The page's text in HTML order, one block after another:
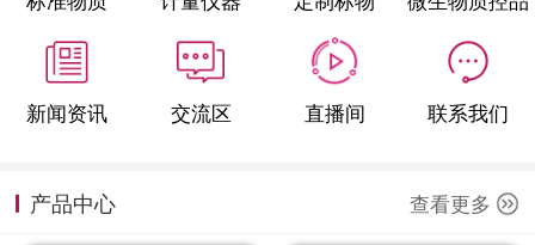
新闻资讯 交流区 直播间 联系我们
产品中心 查看更多
定制标物
定制仪器
新闻资讯